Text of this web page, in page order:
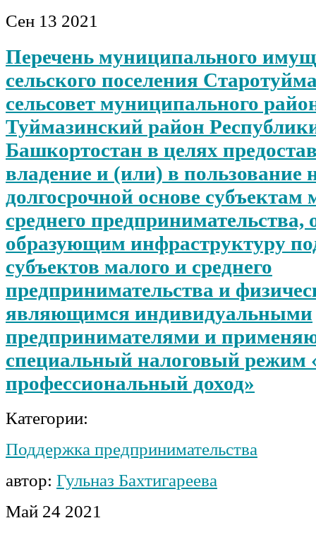
Сен 13 2021
Перечень муниципального
сельского поселения
сельсовет муниципального
Туймазинский район
Башкортостан в целях
владение и (или) в пользование
долгосрочной основе субъектам
среднего предпринимательства,
образующим инфраструктуру
субъектов малого и среднего
предпринимательства и
являющимся индивидуальными
предпринимателями и
специальный налоговый режим
профессиональный доход»
Категории:
Поддержка предпринимательства
автор: Гульназ Бахтигареева
Май 24 2021